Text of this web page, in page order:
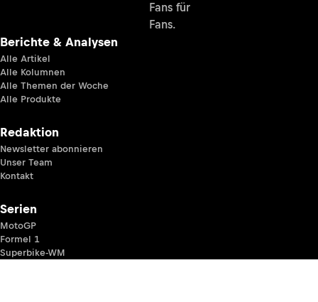
Fans für
Fans.
Berichte & Analysen
Alle Artikel
Alle Kolumnen
Alle Themen der Woche
Alle Produkte
Redaktion
Newsletter abonnieren
Unser Team
Kontakt
Serien
MotoGP
Formel 1
Superbike-WM